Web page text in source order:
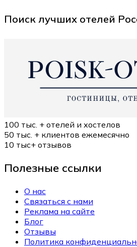
Поиск лучших отелей
100 тыс. + отелей и хостелов
50 тыс. + клиентов ежемесячно
10 тыс+ отзывов
Полезные ссылки
О нас
Связаться с нами
Реклама на сайте
Блог
Отзывы
Политика